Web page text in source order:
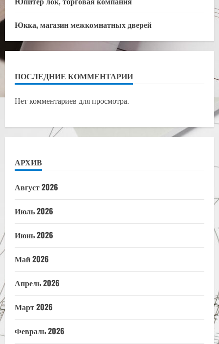
Юкка, магазин межкомнатных дверей
ПОСЛЕДНИЕ КОММЕНТАРИИ
Нет комментариев для просмотра.
АРХИВ
Август 2026
Июль 2026
Июнь 2026
Май 2026
Апрель 2026
Март 2026
Февраль 2026